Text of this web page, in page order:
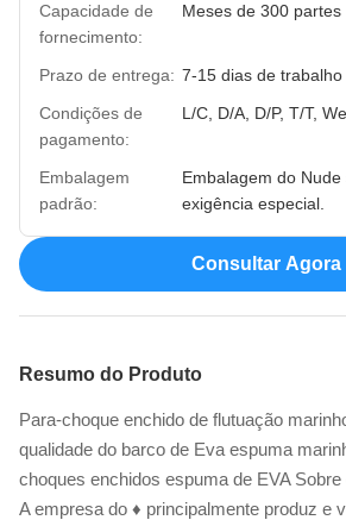
Capacidade de
fornecimento:
Meses de 300 partes
Prazo de entrega: 7-15 dias de trabalho
Condições de
pagamento:
L/C, D/A, D/P, T/T,
Embalagem
padrão:
Embalagem do
exigência especial.
Consultar Agora
Resumo do Produto
Para-choque enchido de flutuação
qualidade do barco de Eva espuma
choques enchidos espuma de EVA
A empresa do ♦ principalmente produz e